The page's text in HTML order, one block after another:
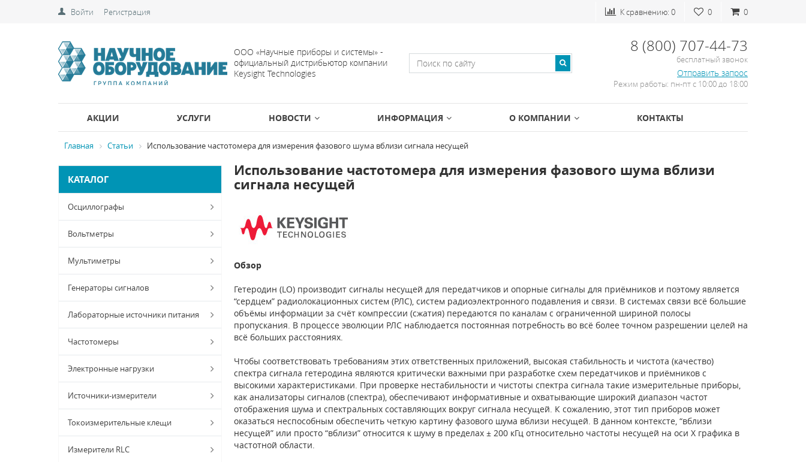
Войти Регистрация 0
0
К сравнению: 0
ООО «Научные приборы и системы» -
официальный дистрибьютор компании
Keysight Technologies
8 (800) 707-44-73
бесплатный звонок
Отправить запрос
Режим работы: пн-пт с 10:00 до 18:00
АКЦИИ УСЛУГИ НОВОСТИ ИНФОРМАЦИЯ О КОМПАНИИ КОНТАКТЫ
Главная Статьи Использование частотомера для измерения фазового шума вблизи сигнала несущей
КАТАЛОГ
Осциллографы
Вольтметры
Мультиметры
Генераторы сигналов
Лабораторные источники питания
Частотомеры
Электронные нагрузки
Источники-измерители
Токоизмерительные клещи
Измерители RLC
Использование частотомера для измерения фазового шума вблизи
сигнала несущей
Обзор
Гетеродин (LO) производит сигналы несущей для передатчиков и опорные сигналы для приёмников и поэтому является
“сердцем” радиолокационных систем (РЛС), систем радиоэлектронного подавления и связи. В системах связи всё большие
объёмы информации за счёт компрессии (сжатия) передаются по каналам с ограниченной шириной полосы
пропускания. В процессе эволюции РЛС наблюдается постоянная потребность во всё более точном разрешении целей на
всё больших расстоянияx.
Чтобы соответствовать требованиям этих ответственных приложений, высокая стабильность и чистота (качество)
спектра сигнала гетеродина являются критически важными при разработке схем передатчиков и приёмников с
высокими характеристиками. При проверке нестабильности и чистоты спектра сигнала такие измерительные приборы,
как анализаторы сигналов (спектра), обеспечивают информативные и охватывающие широкий диапазон частот
отображения шума и спектральных составляющих вокруг сигнала несущей. К сожалению, этот тип приборов может
оказаться неспособным обеспечить четкую картину фазового шума вблизи несущей. В данном контексте, “вблизи
несущей” или просто “вблизи” относится к шуму в пределах ± 200 кГц относительно частоты несущей на оси Х графика в
частотной области.